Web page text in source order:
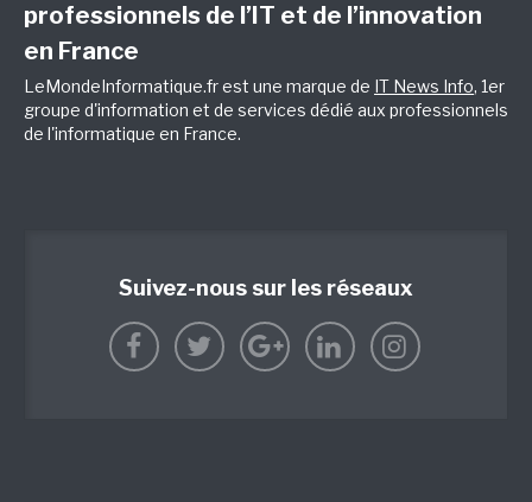
professionnels de l’IT et de l’innovation
en France
LeMondeInformatique.fr est une marque de IT News Info, 1er
groupe d'information et de services dédié aux professionnels
de l'informatique en France.
Suivez-nous sur les réseaux